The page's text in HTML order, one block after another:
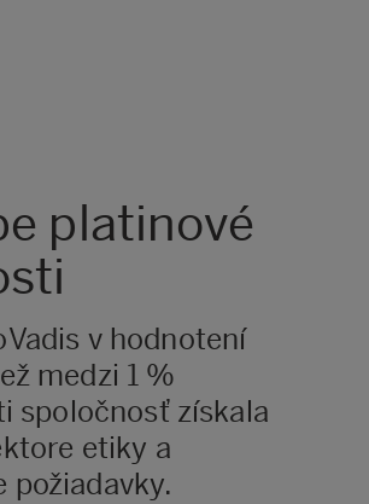
platinové
v hodnotení
medzi 1 %
spoločnosť získala
etiky a
požiadavky.